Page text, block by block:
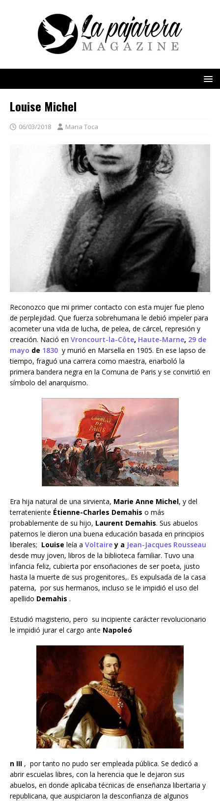
Louise Michel
06/03/2018 Maria Toca
Reconozco que mi primer contacto con esta mujer fue pleno
de perplejidad. Que fuerza sobrehumana le debió impeler para
acometer una vida de lucha, de pelea, de cárcel, represión y
creación. Nació en Vroncourt-la-Côte, Haute-Marne, 29 de
mayo de 1830 y murió en Marsella en 1905. En ese lapso de
tiempo, fraguó una carrera como maestra, enarboló la
primera bandera negra en la Comuna de Paris y se convirtió en
símbolo del anarquismo.
Era hija natural de una sirvienta, Marie Anne Michel, y del
terrateniente Étienne-Charles Demahis o más
probablemente de su hijo, Laurent Demahis. Sus abuelos
paternos le dieron una buena educación basada en principios
liberales; Louise leía a Voltaire y a Jean-Jacques Rousseau
desde muy joven, libros de la biblioteca familiar. Tuvo una
infancia feliz, cubierta por ensoñaciones de ser poeta, justo
hasta la muerte de sus progenitores,. Es expulsada de la casa
paterna, por sus hermanos, incluso se le impidió el uso del
apellido Demahis .
Estudió magisterio, pero su incipiente carácter revolucionario
le impidió jurar el cargo ante Napoleó
n III , por tanto no pudo ser empleada pública. Se dedicó a
abrir escuelas libres, con la herencia que le dejaron sus
abuelos, en donde aplicaba técnicas de enseñanza libertaria y
republicana, que auspiciaron la desconfianza de algunos